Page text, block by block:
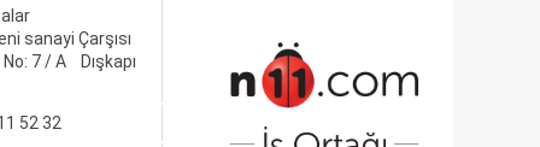
sanayi Çarşısı
7 / A Dışkapı
52 32